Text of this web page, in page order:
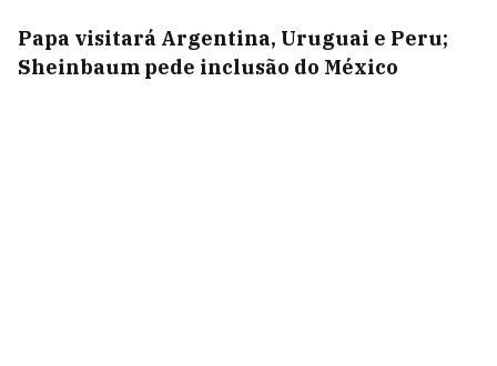
Papa visitará Argentina, Uruguai e Peru;
Sheinbaum pede inclusão do México